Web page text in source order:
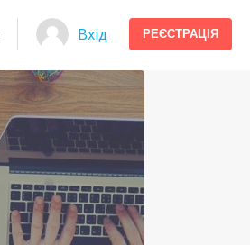
Вхід РЕЄСТРАЦІЯ